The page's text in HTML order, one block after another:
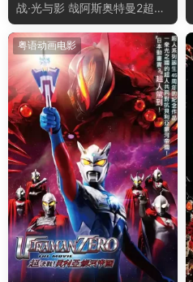
战·光与影 哉阿斯奥特曼2超人
大战·光与影粤语版
粤语动画电影